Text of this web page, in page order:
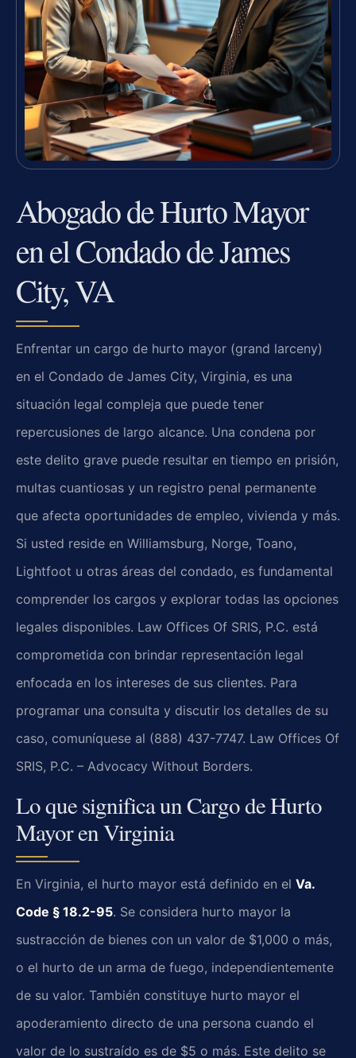
Abogado de Hurto Mayor
en el Condado de James
City, VA
Enfrentar un cargo de hurto mayor (grand larceny)
en el Condado de James City, Virginia, es una
situación legal compleja que puede tener
repercusiones de largo alcance. Una condena por
este delito grave puede resultar en tiempo en prisión,
multas cuantiosas y un registro penal permanente
que afecta oportunidades de empleo, vivienda y más.
Si usted reside en Williamsburg, Norge, Toano,
Lightfoot u otras áreas del condado, es fundamental
comprender los cargos y explorar todas las opciones
legales disponibles. Law Offices Of SRIS, P.C. está
comprometida con brindar representación legal
enfocada en los intereses de sus clientes. Para
programar una consulta y discutir los detalles de su
caso, comuníquese al (888) 437-7747. Law Offices Of
SRIS, P.C. – Advocacy Without Borders.
Lo que significa un Cargo de Hurto
Mayor en Virginia
En Virginia, el hurto mayor está definido en el Va.
Code § 18.2-95. Se considera hurto mayor la
sustracción de bienes con un valor de $1,000 o más,
o el hurto de un arma de fuego, independientemente
de su valor. También constituye hurto mayor el
apoderamiento directo de una persona cuando el
valor de lo sustraído es de $5 o más. Este delito se